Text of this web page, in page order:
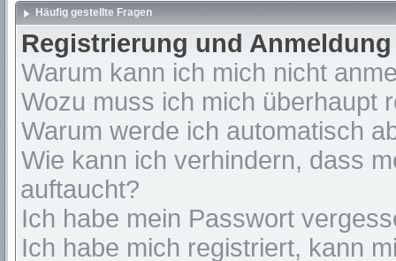
Häufig gestellte Fragen
Registrierung und Anmeldung
Warum kann ich mich nicht
Wozu muss ich mich überhaupt
Warum werde ich automatisch
Wie kann ich verhindern, dass
auftaucht?
Ich habe mein Passwort
Ich habe mich registriert, kann